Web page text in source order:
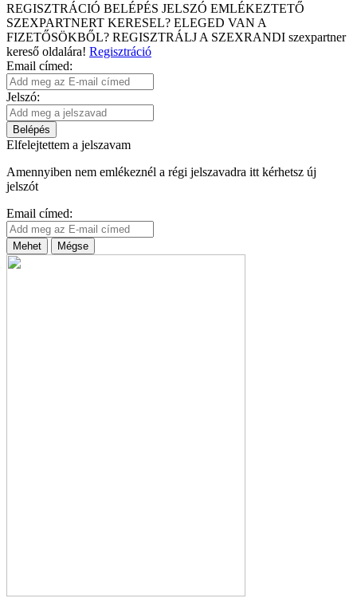
REGISZTRÁCIÓ BELÉPÉS JELSZÓ EMLÉKEZTETŐ
SZEXPARTNERT KERESEL? ELEGED VAN A
FIZETŐSÖKBŐL? REGISZTRÁLJ A SZEXRANDI szexpartner
kereső oldalára! Regisztráció
Email címed:
Jelszó:
Belépés
Elfelejtettem a jelszavam
Amennyiben nem emlékeznél a régi jelszavadra itt kérhetsz új
jelszót
Email címed:
Mehet Mégse